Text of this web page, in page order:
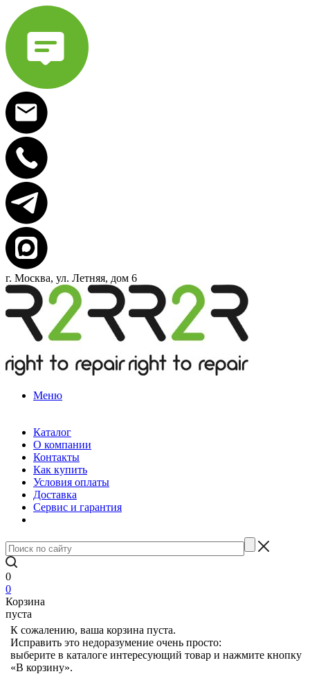
г. Москва, ул. Летняя, дом 6
Меню
Каталог
О компании
Контакты
Как купить
Условия оплаты
Доставка
Сервис и гарантия
0
0
Корзина
пуста
К сожалению, ваша корзина пуста.
Исправить это недоразумение очень просто:
выберите в каталоге интересующий товар и нажмите кнопку
«В корзину».